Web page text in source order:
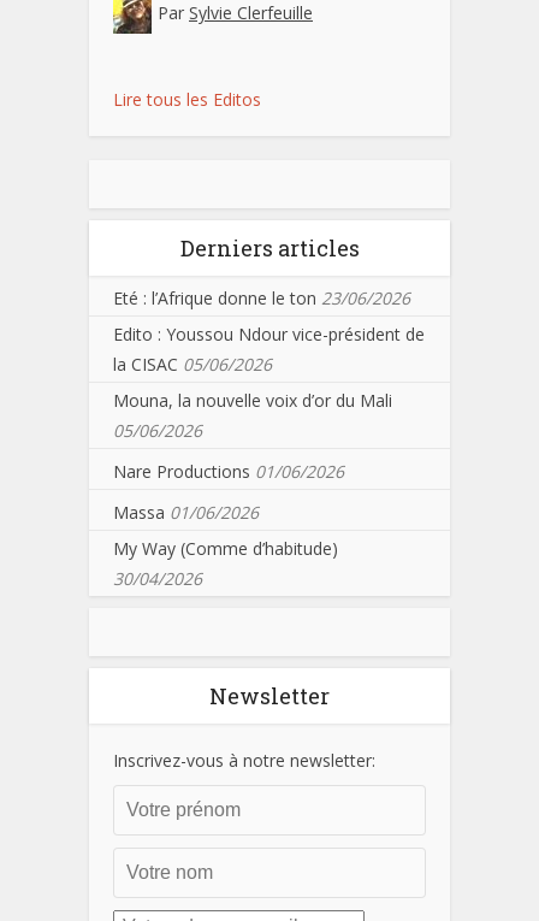
Par Sylvie Clerfeuille
Lire tous les Editos
Derniers articles
Eté : l’Afrique donne le ton 23/06/2026
Edito : Youssou Ndour vice-président de
la CISAC 05/06/2026
Mouna, la nouvelle voix d’or du Mali
05/06/2026
Nare Productions 01/06/2026
Massa 01/06/2026
My Way (Comme d’habitude)
30/04/2026
Newsletter
Inscrivez-vous à notre newsletter: